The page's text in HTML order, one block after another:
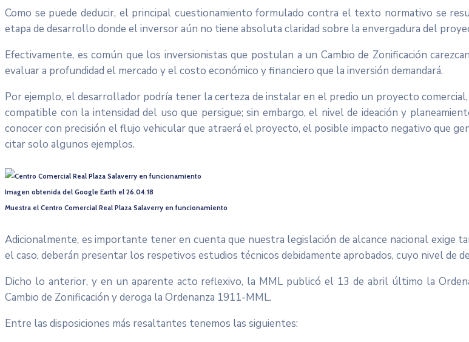
Como se puede deducir, el principal cuestionamiento formulado contra el texto normativo se
etapa de desarrollo donde el inversor aún no tiene absoluta claridad sobre la envergadura del
Efectivamente, es común que los inversionistas que postulan a un Cambio de Zonificación
evaluar a profundidad el mercado y el costo económico y financiero que la inversión demandará.
Por ejemplo, el desarrollador podría tener la certeza de instalar en el predio un proyecto
compatible con la intensidad del uso que persigue; sin embargo, el nivel de ideación y
conocer con precisión el flujo vehicular que atraerá el proyecto, el posible impacto negativo que
citar solo algunos ejemplos.
Imagen obtenida del Google Earth el 26.04.18
Muestra el Centro Comercial Real Plaza Salaverry en funcionamiento
Adicionalmente, es importante tener en cuenta que nuestra legislación de alcance nacional exige
el caso, deberán presentar los respetivos estudios técnicos debidamente aprobados, cuyo nivel de
Dicho lo anterior, y en un aparente acto reflexivo, la MML publicó el 13 de abril último la
Cambio de Zonificación y deroga la Ordenanza 1911-MML.
Entre las disposiciones más resaltantes tenemos las siguientes: